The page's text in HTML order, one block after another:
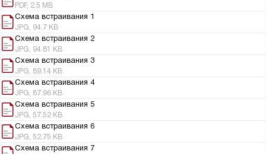
PDF, 2.5 MB
Схема встраивания 1
JPG, 94.7 KB
Схема встраивания 2
JPG, 94.81 KB
Схема встраивания 3
JPG, 89.14 KB
Схема встраивания 4
JPG, 87.96 KB
Схема встраивания 5
JPG, 57.52 KB
Схема встраивания 6
JPG, 52.75 KB
Схема встраивания 7